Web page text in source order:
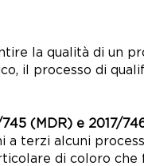
la qualità di un
il processo di
(MDR) e 2017/
a terzi alcuni
di coloro